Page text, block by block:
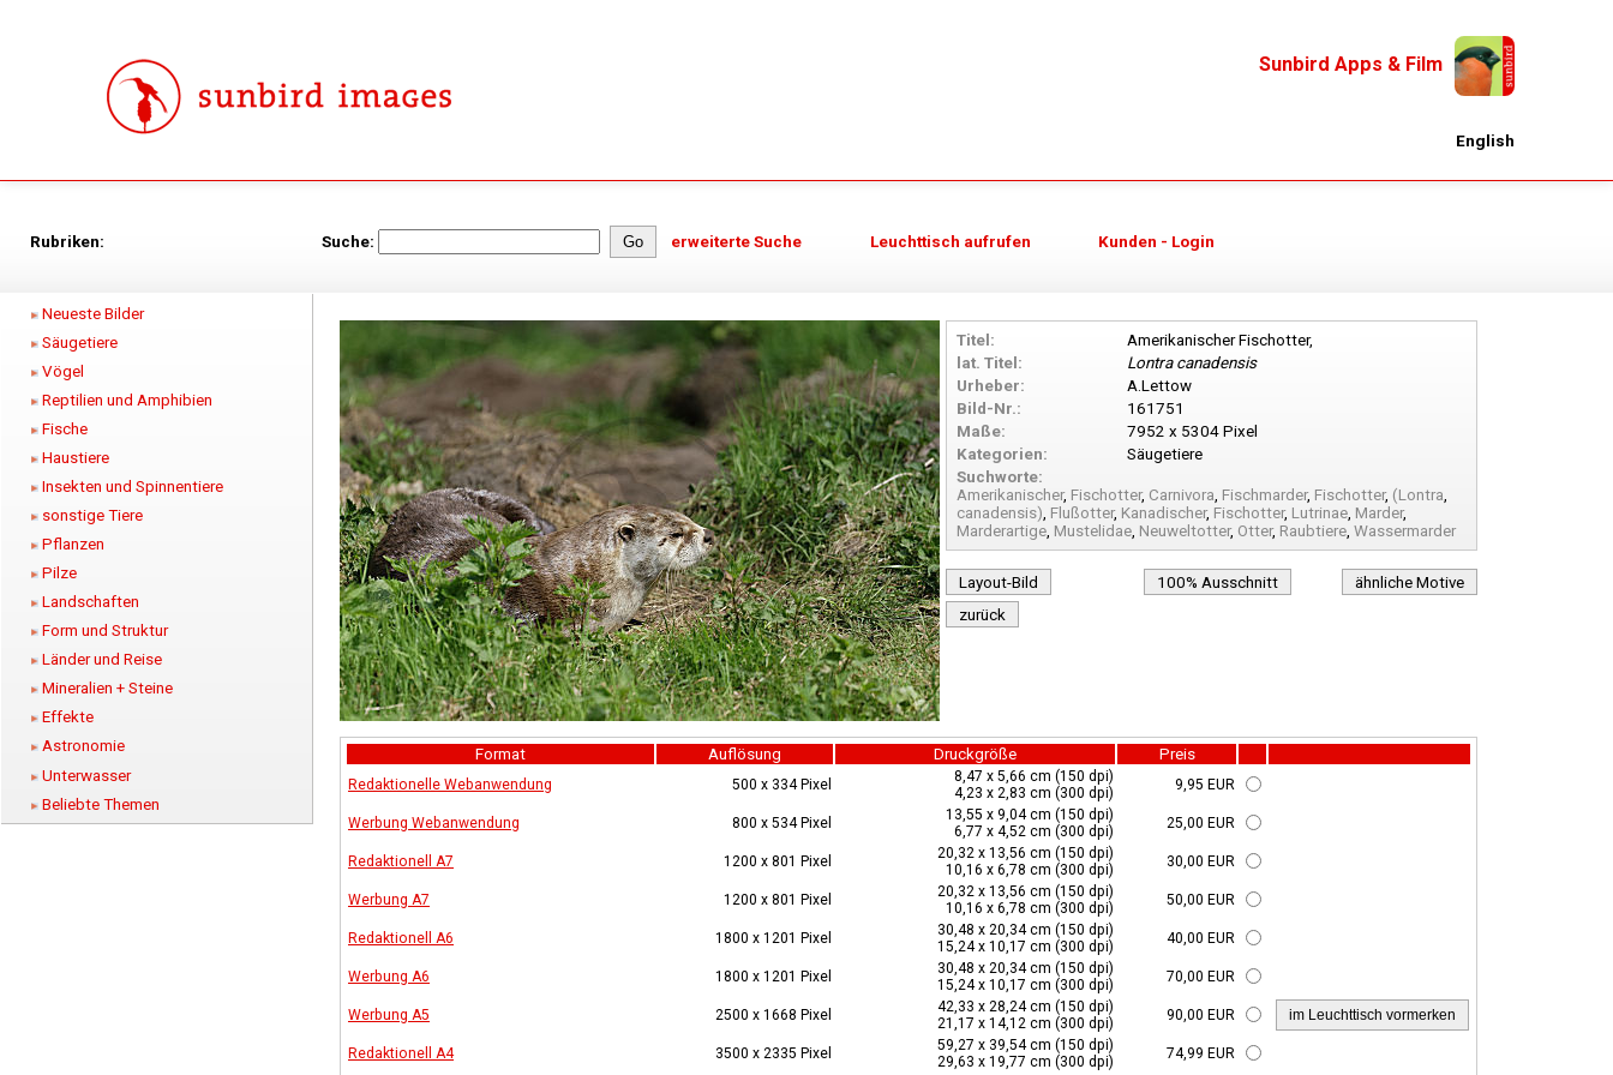
Sunbird Apps & Film
English
Rubriken: Suche: erweiterte Suche Leuchttisch aufrufen Kunden - Login
Neueste Bilder
Säugetiere
Vögel
Reptilien und Amphibien
Fische
Haustiere
Insekten und Spinnentiere
sonstige Tiere
Pflanzen
Pilze
Landschaften
Form und Struktur
Länder und Reise
Mineralien + Steine
Effekte
Astronomie
Unterwasser
Beliebte Themen
Titel:
Amerikanischer Fischotter,
lat. Titel:
Lontra canadensis
Urheber:
A.Lettow
Bild-Nr.:
161751
Maße:
7952 x 5304 Pixel
Kategorien:
Säugetiere
Suchworte:
Amerikanischer, Fischotter, Carnivora, Fischmarder, Fischotter, (Lontra,
canadensis), Flußotter, Kanadischer, Fischotter, Lutrinae, Marder,
Marderartige, Mustelidae, Neuweltotter, Otter, Raubtiere, Wassermarder
Layout-Bild 100% Ausschnitt
ähnliche Motive
zurück
Format Auflösung Druckgröße Preis
Redaktionelle Webanwendung 500 x 334 Pixel
8,47 x 5,66 cm (150 dpi)
4,23 x 2,83 cm (300 dpi)
9,95 EUR
Werbung Webanwendung 800 x 534 Pixel
13,55 x 9,04 cm (150 dpi)
6,77 x 4,52 cm (300 dpi)
25,00 EUR
Redaktionell A7 1200 x 801 Pixel
20,32 x 13,56 cm (150 dpi)
10,16 x 6,78 cm (300 dpi)
30,00 EUR
Werbung A7 1200 x 801 Pixel
20,32 x 13,56 cm (150 dpi)
10,16 x 6,78 cm (300 dpi)
50,00 EUR
Redaktionell A6 1800 x 1201 Pixel
30,48 x 20,34 cm (150 dpi)
15,24 x 10,17 cm (300 dpi)
40,00 EUR
Werbung A6 1800 x 1201 Pixel
30,48 x 20,34 cm (150 dpi)
15,24 x 10,17 cm (300 dpi)
70,00 EUR
Werbung A5 2500 x 1668 Pixel
42,33 x 28,24 cm (150 dpi)
21,17 x 14,12 cm (300 dpi)
90,00 EUR
Redaktionell A4 3500 x 2335 Pixel
59,27 x 39,54 cm (150 dpi)
29,63 x 19,77 cm (300 dpi)
74,99 EUR